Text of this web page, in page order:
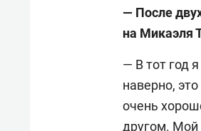
— После
на Микаэля
— В тот год
наверно,
очень
другом. Мой